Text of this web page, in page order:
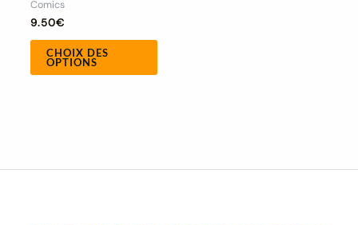
Comics
9.50€
CHOIX DES
OPTIONS